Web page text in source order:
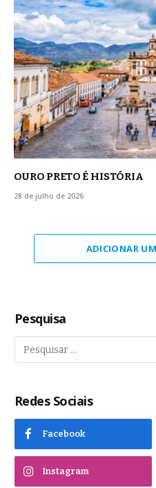
OURO PRETO É HISTÓRIA
28 de julho de 2026
ADICIONAR
Pesquisa
Redes Sociais
Facebook
Instagram